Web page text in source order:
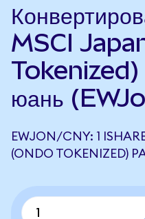
MSCI
Tokenized)
юань
EWJON/CNY: 1
(ONDO TOKENIZED)